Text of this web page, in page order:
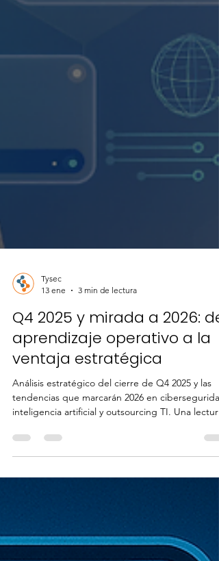
13 ene
3 min de lectura
Q4 2025 y mirada a 2026: del
aprendizaje operativo a la
ventaja estratégica
Análisis estratégico del cierre de Q4 2025 y las
inteligencia artificial y outsourcing TI. Una lectura
decisiones en empresas medianas y grandes en